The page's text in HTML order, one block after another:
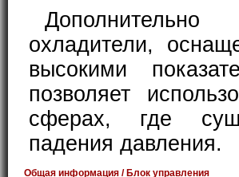
охладители,
высокими
позволяет
сферах, где
падения давления.
Общая информация / Блок управления